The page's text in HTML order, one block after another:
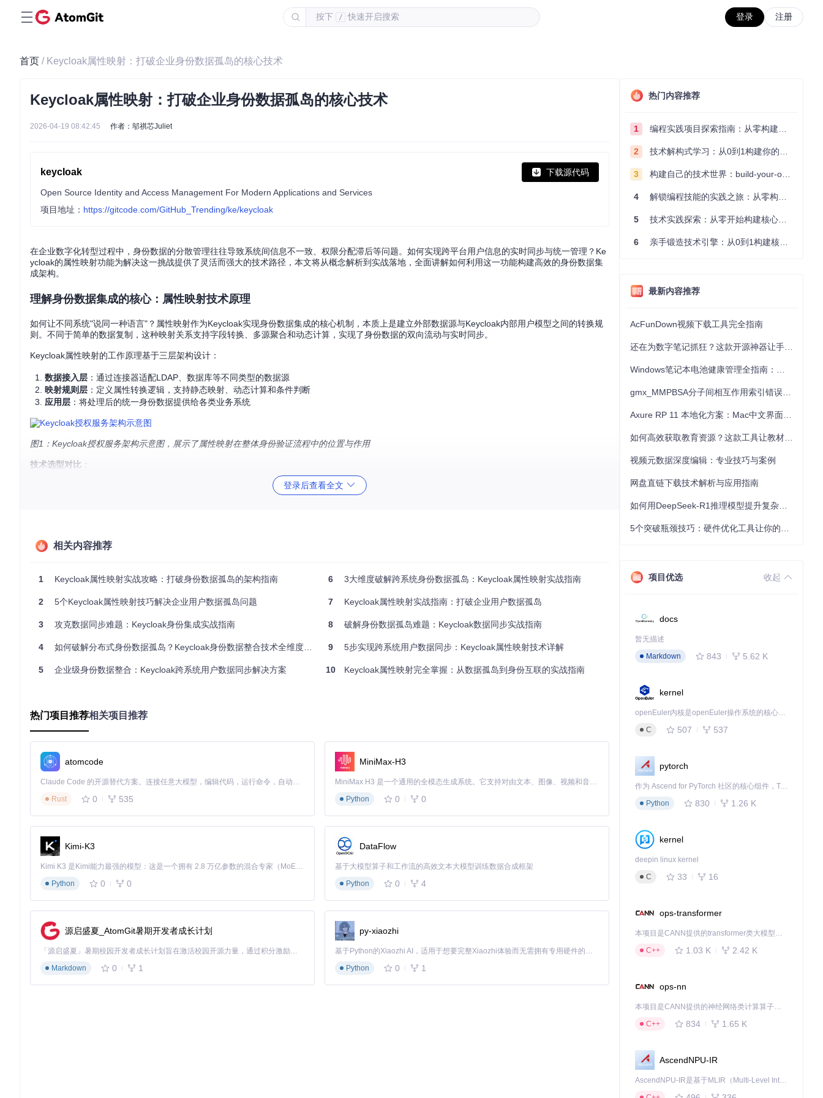
按下 / 快速开启搜索 登录 注册
首页 / Keycloak属性映射：打破企业身份数据孤岛的核心技术
Keycloak属性映射：打破企业身份数据孤岛的核心技术
2026-04-19 08:42:45 作者：邬祺芯Juliet
keycloak 下载源代码
Open Source Identity and Access Management For Modern Applications and Services
项目地址： https://gitcode.com/GitHub_Trending/ke/keycloak
在企业数字化转型过程中，身份数据的分散管理往往导致系统间信息不一致、权限分配滞后等问题。如何实现跨平台用户信息的实时同步与统一管理？Ke
ycloak的属性映射功能为解决这一挑战提供了灵活而强大的技术路径，本文将从概念解析到实战落地，全面讲解如何利用这一功能构建高效的身份数据集
成架构。
理解身份数据集成的核心：属性映射技术原理
如何让不同系统"说同一种语言"？属性映射作为Keycloak实现身份数据集成的核心机制，本质上是建立外部数据源与Keycloak内部用户模型之间的转换规
则。不同于简单的数据复制，这种映射关系支持字段转换、多源聚合和动态计算，实现了身份数据的双向流动与实时同步。
Keycloak属性映射的工作原理基于三层架构设计：
数据接入层 ：通过连接器适配LDAP、数据库等不同类型的数据源
映射规则层 ：定义属性转换逻辑，支持静态映射、动态计算和条件判断
应用层 ：将处理后的统一身份数据提供给各类业务系统
图1：Keycloak授权服务架构示意图，展示了属性映射在整体身份验证流程中的位置与作用
技术选型对比 ：
：适合大批量数据迁移，但缺乏实时性和细粒度控制
场景一：企业LDAP目录与Keycloak用户数据实时同步
如何确保员工信息变更后，所有业务系统都能及时获取最新数据？通过LDAP属性映射，可实现员工基础信息的全自动同步。
实施步骤：
登录Keycloak管理控制台，选择目标领域
在连接设置中配置LDAP服务器地址、端口和绑定凭据
LDAP属性：mail→ Keycloak属性：
LDAP属性：
LDAP属性：sn→ Keycloak属性：lastName
启用"始终从LDAP读取值"选项确保数据实时性
确保LDAP绑定用户具有足够权限读取目标属性
大型目录建议启用分页查询，避免性能问题
配置示例 ：
< name>email-mapper </
<ldap.attribute>mail</ldap.attribute>
<
<always.read.value.from.ldap>true</always.read.value.from.ldap
</ config
登录后查看全文
相关内容推荐
1 Keycloak属性映射实战攻略：打破身份数据孤岛的架构指南
2 5个Keycloak属性映射技巧解决企业用户数据孤岛问题
3 攻克数据同步难题：Keycloak身份集成实战指南
4 如何破解分布式身份数据孤岛？Keycloak身份数据整合技术全维度实践
5 企业级身份数据整合：Keycloak跨系统用户数据同步解决方案
6 3大维度破解跨系统身份数据孤岛：Keycloak属性映射实战指南
7 Keycloak属性映射实战指南：打破企业用户数据孤岛
8 破解身份数据孤岛难题：Keycloak数据同步实战指南
9 5步实现跨系统用户数据同步：Keycloak属性映射技术详解
10 Keycloak属性映射完全掌握：从数据孤岛到身份互联的实战指南
热门项目推荐相关项目推荐
atomcode
Claude Code 的开源替代方案。连接任意大模型，编辑代码，运行命令，自动验证 — 全自动执行。用 Rust 构建，极致性能。 ｜ An open-source alternative to Claude Code. Connect any LLM, edit code, run commands, and verify changes — autonomously. Built in Rust for speed. Get Started
Rust
0 535
MiniMax-H3
MiniMax H3 是一个通用的全模态生成系统。它支持对由文本、图像、视频和音频组成的多模态上下文进行统一理解，并能生成分辨率高达 2K、时长可达 15 秒的带原生立体声音频的视频。得益于面向任务泛化的系统设计，H3 在预训练阶段就已具备广泛的多模态上下文理解与生成能力，能够出色地执行复杂的多模态指令。
Python
0 0
Kimi-K3
Kimi K3 是Kimi能力最强的模型：这是一个拥有 2.8 万亿参数的混合专家（MoE）模型，具备原生视觉理解能力，并支持 100 万 token 的上下文窗口。
Python
0 0
DataFlow
基于大模型算子和工作流的高效文本大模型训练数据合成框架
Python
0 4
源启盛夏_AtomGit暑期开发者成长计划
「源启盛夏」暑期校园开发者成长计划旨在激活校园开源力量，通过积分激励、认证扶持、资源倾斜等形式，引导高校组织和开发者完成「入驻 — 建项目 — 做贡献 — 获认证 — 得资源」的完整闭环。无论你是想带领社团入驻平台的组织者，还是希望用代码贡献证明自己的开发者，都能在这里找到属于你的成长路径。
Markdown
0 1
py-xiaozhi
基于Python的Xiaozhi AI，适用于想要完整Xiaozhi体验而无需拥有专用硬件的用户。
Python
0 1
热门内容推荐
1 编程实践项目探索指南：从零构建技术能力体系
2 技术解构式学习：从0到1构建你的编程知识体系
3 构建自己的技术世界：build-your-own-x项目的实践探索指南
4 解锁编程技能的实践之旅：从零构建你的技术世界
5 技术实践探索：从零开始构建核心系统的实践指南
6 亲手锻造技术引擎：从0到1构建核心系统的实践指南
最新内容推荐
AcFunDown视频下载工具完全指南
视频元数据深度编辑：专业技巧与案例
网盘直链下载技术解析与应用指南
项目优选 收起
docs
暂无描述
Markdown
843 5.62 K
kernel
openEuler内核是openEuler操作系统的核心，既是系统性能与稳定性的基石，也是连接处理器、设备与服务的桥梁。
C
507 537
pytorch
作为 Ascend for PyTorch 社区的核心组件，TorchNPU 是昇腾专为 PyTorch 打造的深度学习适配插件，使 PyTorch 框架能够直接调用昇腾 NPU，为开发者提供昇腾 AI 处理器的超强算力。
Python
830 1.26 K
kernel
deepin linux kernel
C
33 16
ops-transformer
本项目是CANN提供的transformer类大模型算子库，实现网络在NPU上加速计算。
C++
1.03 K 2.42 K
ops-nn
本项目是CANN提供的神经网络类计算算子库，实现网络在NPU上加速计算。
C++
834 1.65 K
AscendNPU-IR
AscendNPU-IR是基于MLIR（Multi-Level Intermediate Representation）构建的，面向昇腾亲和算子编译时使用的中间表示，提供昇腾完备表达能力，通过编译优化提升昇腾AI处理器计算效率，支持通过生态框架使能昇腾AI处理器与深度调优